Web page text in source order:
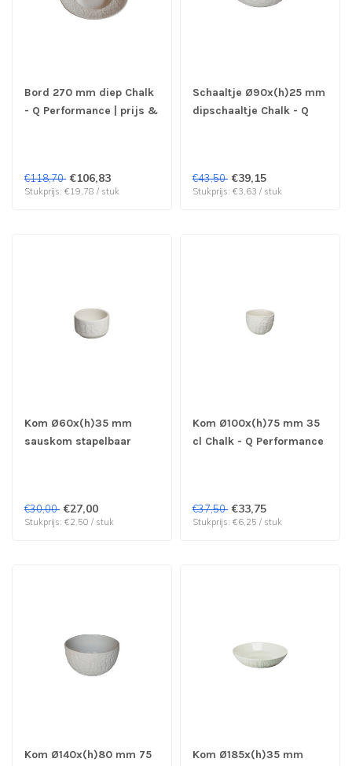
Bord 270 mm diep Chalk
- Q Performance | prijs &
€118,70 €106,83
Stukprijs: €19,78 / stuk
Schaaltje Ø90x(h)25 mm
dipschaaltje Chalk - Q
€43,50 €39,15
Stukprijs: €3,63 / stuk
Kom Ø60x(h)35 mm
sauskom stapelbaar
€30,00 €27,00
Stukprijs: €2,50 / stuk
Kom Ø100x(h)75 mm 35
cl Chalk - Q Performance
€37,50 €33,75
Stukprijs: €6,25 / stuk
Kom Ø140x(h)80 mm 75
Kom Ø185x(h)35 mm